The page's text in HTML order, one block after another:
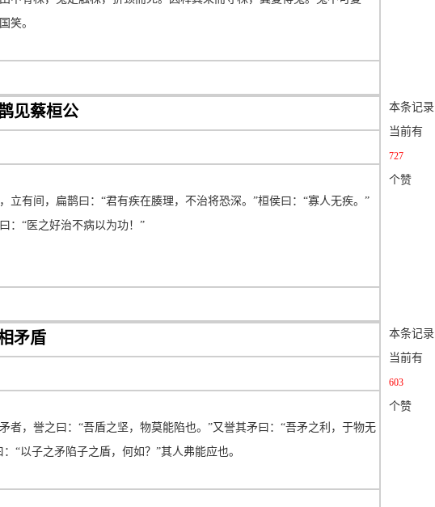
笑。
见蔡桓公
立有间，扁鹊曰：“君有疾在腠理，不治将恐深。”桓侯曰：“寡人无疾。”
：“医之好治不病以为功！”
本条记录
当前有
727
个赞
矛盾
者，誉之曰：“吾盾之坚，物莫能陷也。”又誉其矛曰：“吾矛之利，于物无
“以子之矛陷子之盾，何如？”其人弗能应也。
本条记录
当前有
603
个赞